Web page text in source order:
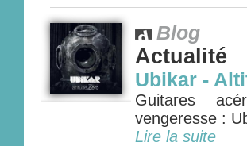
Blog
Actualité
Ubikar -
Guitares
vengeresse :
Lire la suite